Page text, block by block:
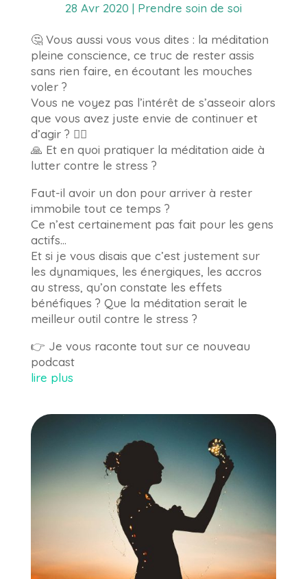
28 Avr 2020 | Prendre soin de soi
🤔 Vous aussi vous vous dites : la méditation
pleine conscience, ce truc de rester assis
sans rien faire, en écoutant les mouches
voler ?
Vous ne voyez pas l’intérêt de s’asseoir alors
que vous avez juste envie de continuer et
d’agir ? 🏃‍♀️
🙏 Et en quoi pratiquer la méditation aide à
lutter contre le stress ?
Faut-il avoir un don pour arriver à rester
immobile tout ce temps ?
Ce n’est certainement pas fait pour les gens
actifs…
Et si je vous disais que c’est justement sur
les dynamiques, les énergiques, les accros
au stress, qu’on constate les effets
bénéfiques ? Que la méditation serait le
meilleur outil contre le stress ?
👉 Je vous raconte tout sur ce nouveau
podcast
lire plus